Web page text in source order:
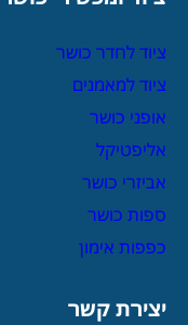
ציוד לחדר כושר
ציוד למאמנים
אופני כושר
אליפטיקל
אביזרי כושר
ספות כושר
כפפות אימון
יצירת קשר